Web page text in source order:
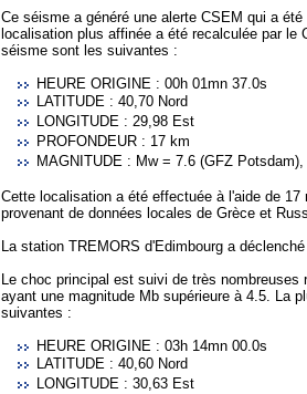
Ce séisme a généré une alerte CSEM qui a
localisation plus affinée a été recalculée par
séisme sont les suivantes :
HEURE ORIGINE : 00h 01mn 37.0s
LATITUDE : 40,70 Nord
LONGITUDE : 29,98 Est
PROFONDEUR : 17 km
MAGNITUDE : Mw = 7.6 (GFZ
Cette localisation a été effectuée à l'aide de
provenant de données locales de Grèce et
La station TREMORS d'Edimbourg a
Le choc principal est suivi de très
ayant une magnitude Mb supérieure à 4.5. La
suivantes :
HEURE ORIGINE : 03h 14mn 00.0s
LATITUDE : 40,60 Nord
LONGITUDE : 30,63 Est